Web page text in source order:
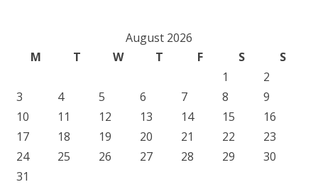
August 2026
M
T W T F S
S
1
2
3
4 5 6 7 8
9
10
11 12 13 14 15
16
17
18 19 20 21 22
23
24
25 26 27 28 29
30
31